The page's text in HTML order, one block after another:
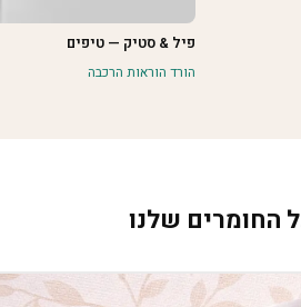
פיל & סטיק — טיפים
הורד הוראות הרכבה
החומרים שלנו